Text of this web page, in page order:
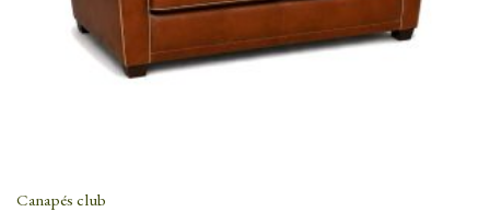
Canapés club